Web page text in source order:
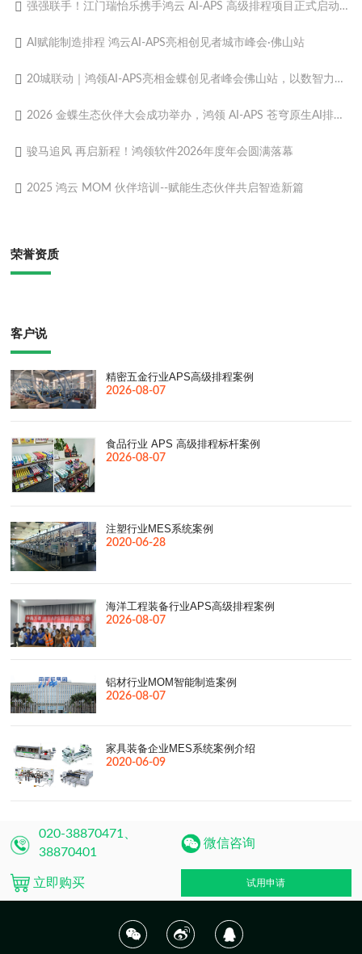
强强联手！江门瑞怡乐携手鸿云 AI-APS 高级排程项目正式启动，解锁食品制造柔性智造新动能
AI赋能制造排程 鸿云AI-APS亮相创见者城市峰会·佛山站
20城联动｜鸿领AI-APS亮相金蝶创见者峰会佛山站，以数智力量赋能制造转型
2026 金蝶生态伙伴大会成功举办，鸿领 AI-APS 苍穹原生AI排程重磅发布！
骏马追风 再启新程！鸿领软件2026年度年会圆满落幕
2025 鸿云 MOM 伙伴培训--赋能生态伙伴共启智造新篇​
荣誉资质
客户说
精密五金行业APS高级排程案例
2026-08-07
食品行业 APS 高级排程标杆案例
2026-08-07
注塑行业MES系统案例
2020-06-28
海洋工程装备行业APS高级排程案例
2026-08-07
铝材行业MOM智能制造案例
2026-08-07
家具装备企业MES系统案例介绍
2020-06-09
020-38870471、
38870401
微信咨询
立即购买 试用申请